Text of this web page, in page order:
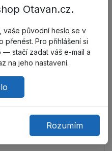
řemesla
Otavan.cz.
vaše původní heslo se v
přenést. Pro přihlášení si
stačí zadat váš e-mail a
na jeho nastavení.
Rozumím